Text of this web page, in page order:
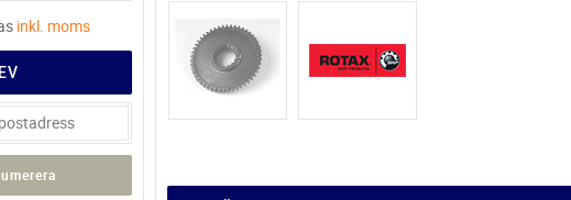
inkl. moms